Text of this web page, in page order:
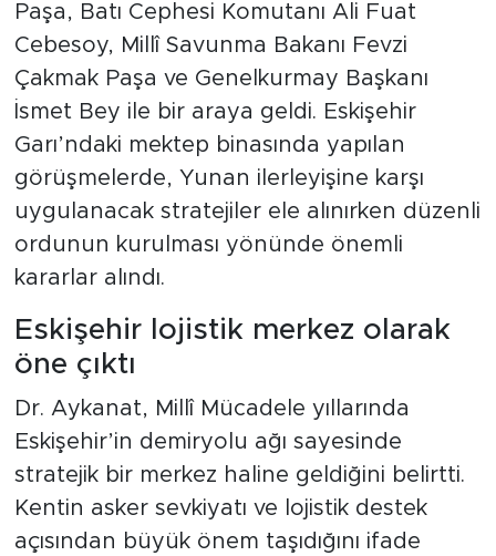
Paşa, Batı Cephesi Komutanı Ali Fuat
Cebesoy, Millî Savunma Bakanı Fevzi
Çakmak Paşa ve Genelkurmay Başkanı
İsmet Bey ile bir araya geldi. Eskişehir
Garı’ndaki mektep binasında yapılan
görüşmelerde, Yunan ilerleyişine karşı
uygulanacak stratejiler ele alınırken düzenli
ordunun kurulması yönünde önemli
kararlar alındı.
Eskişehir lojistik merkez olarak
öne çıktı
Dr. Aykanat, Millî Mücadele yıllarında
Eskişehir’in demiryolu ağı sayesinde
stratejik bir merkez haline geldiğini belirtti.
Kentin asker sevkiyatı ve lojistik destek
açısından büyük önem taşıdığını ifade